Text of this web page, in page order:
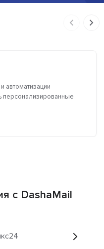
автоматизации
персонализированные
с DashaMail